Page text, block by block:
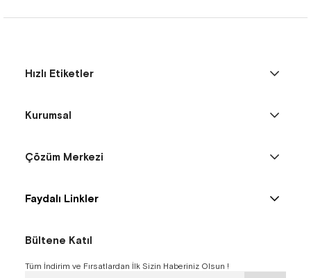
Hızlı Etiketler
Kurumsal
Çözüm Merkezi
Faydalı Linkler
Bültene Katıl
Tüm İndirim ve Fırsatlardan İlk Sizin Haberiniz Olsun !